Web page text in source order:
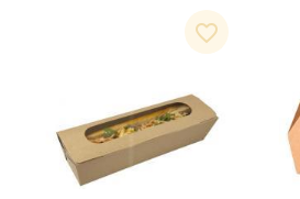
favorite_border